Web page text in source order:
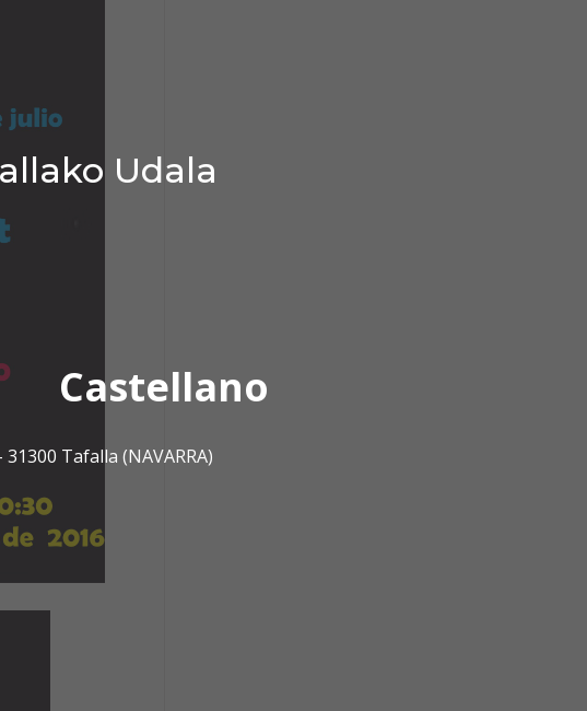
Udala
Castellano
Tafalla (NAVARRA)